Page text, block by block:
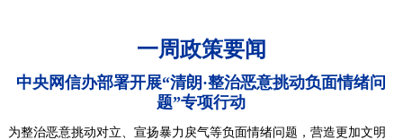
一周政策要闻
中央网信办部署开展“清朗·整治恶意挑动负面情绪问
题”专项行动
为整治恶意挑动对立、宣扬暴力戾气等负面情绪问题，营造更加文明